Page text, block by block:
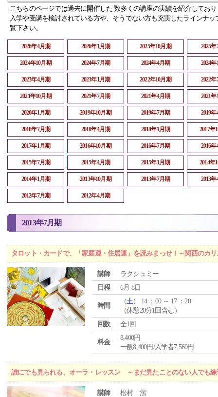
こちらのページでは過去に開催した 数多くの講座の実績を紹介してお
入学や受講を検討されている方や、そうでない方も充実したラインナッ
覧下さい。
2026年4月期 2026年1月期 2025年10月期 2025
2024年10月期 2024年7月期 2024年4月期 2024
2023年4月期 2023年1月期 2022年10月期 2022
2021年10月期 2021年7月期 2021年4月期 2021
2020年1月期 2019年10月期 2019年7月期 2019
2018年7月期 2018年4月期 2018年1月期 2017年
2017年1月期 2016年10月期 2016年7月期 2016
2015年7月期 2015年4月期 2015年1月期 2014年
2014年1月期 2013年10月期 2013年7月期 2013
2012年7月期 2012年4月期
2013年7月期
タロット・カードで、「家庭運・住居運」を読みまっせ！～関西のカ
講師
ラクシュミー
日程
6月 8日
時間
（土） 14 ：00 ～ 17 ：20
（休憩20分1回含む）
回数
全1回
料金
8,400円
一般8,400円/入学者7,560円
誰にでも見られる、オーラ・レッスン ～まだ見たことのない人でも
講師
松村 潔